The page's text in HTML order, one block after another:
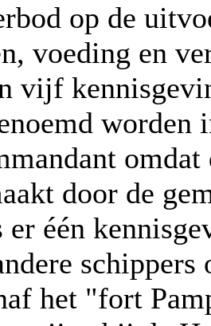
op de
voeding en
vijf
worden
omdat
door de
één
het "fort